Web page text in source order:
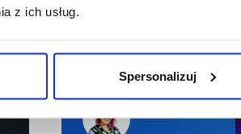
z ich usług.
Spersonalizuj